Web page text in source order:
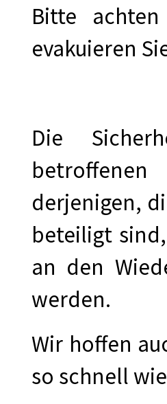
Bitte
evakuieren
Die
derjenigen,
beteiligt
an den
werden.
Wir hoffen
so schnell